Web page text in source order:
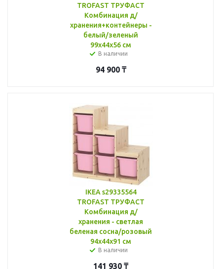
TROFAST ТРУФАСТ
Комбинация д/
хранения+контейнеры -
белый/зеленый
99x44x56 см
В наличии
94 900₸
IKEA s29335564
TROFAST ТРУФАСТ
Комбинация д/
хранения - светлая
беленая сосна/розовый
94x44x91 см
В наличии
141 930 ₸